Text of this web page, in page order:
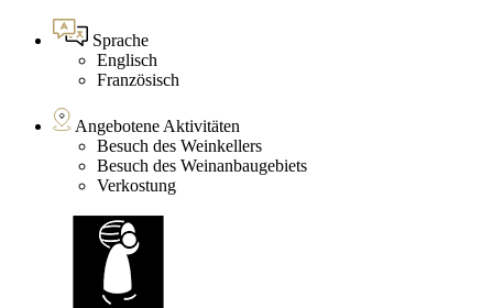
Sprache
Englisch
Französisch
Angebotene Aktivitäten
Besuch des Weinkellers
Besuch des Weinanbaugebiets
Verkostung